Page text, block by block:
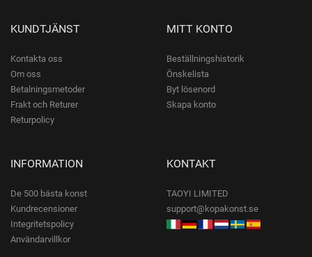
KUNDTJÄNST
Kontakta oss
Om oss
Betalningsmetoder
Frakt och Returer
Returpolicy
MITT KONTO
Beställningshistorik
Önskelista
Byt lösenord
Skapa konto
INFORMATION
De 500 bästa konst
Kundrecensioner
Integritetspolicy
Användarvillkor
KONTAKT
TAOYI LIMITED
support@kopakonst.se